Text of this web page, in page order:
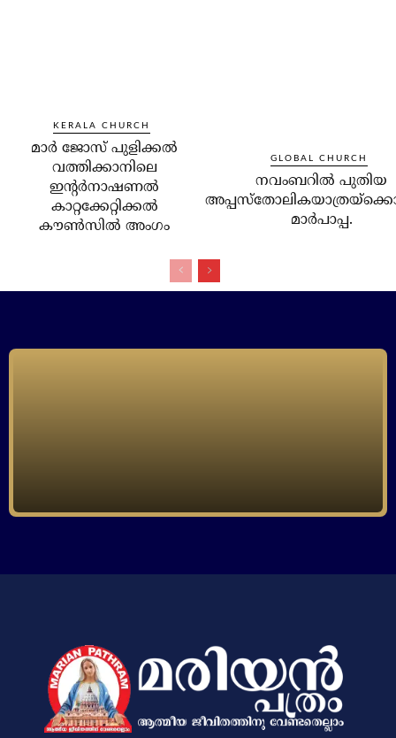
KERALA CHURCH
മാര്‍ ജോസ് പുളിക്കല്‍
വത്തിക്കാനിലെ
ഇന്റര്‍നാഷണല്‍
കാറ്റക്കേറ്റിക്കല്‍
കൗണ്‍സില്‍ അംഗം
GLOBAL CHURCH
നവംബറില്‍ പുതിയ
മാര്‍പാപ്പ.